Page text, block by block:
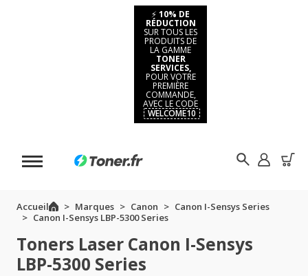
⚡ 10% DE
RÉDUCTION
SUR TOUS LES
PRODUITS DE
LA GAMME
TONER
SERVICES,
POUR VOTRE
PREMIÈRE
COMMANDE,
AVEC LE CODE
WELCOME10
Accueil Marques Canon
Canon I-Sensys Series
Canon I-Sensys LBP-5300 Series
Toners Laser Canon I-Sensys
LBP-5300 Series